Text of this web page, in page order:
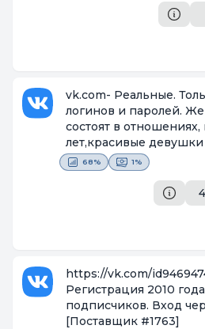
vk.com- Реальные.
логинов и паролей.
состоят в отношениях,
лет,красивые девушки
68% 1%
https://vk.com/
Регистрация 2010
подписчиков. Вход
[Поставщик #1763]